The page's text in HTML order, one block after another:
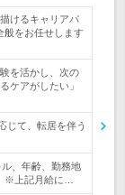
けるキャリアパ
般をお任せします
を活かし、次の
ケアがしたい」
じて、転居を伴う
、年齢、勤務地
※上記月給に…